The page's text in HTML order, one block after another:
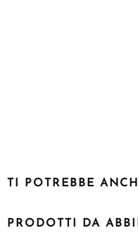
TI POTREBBE
PRODOTTI DA